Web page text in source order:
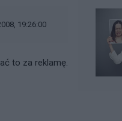
19:26:00
to za reklamę.